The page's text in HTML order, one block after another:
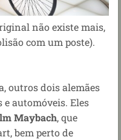
não existe mais,
com um poste).
outros dois alemães
automóveis. Eles
Maybach, que
bem perto de